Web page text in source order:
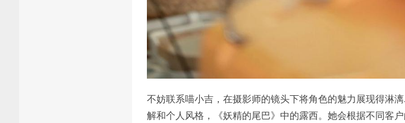
不妨联系喵小吉，在摄影师的镜头下将角色的魅力展现得淋
解和个人风格，《妖精的尾巴》中的露西。她会根据不同客